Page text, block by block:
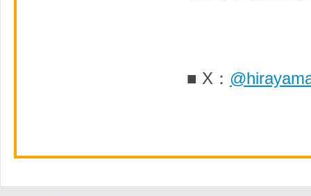
■ X：